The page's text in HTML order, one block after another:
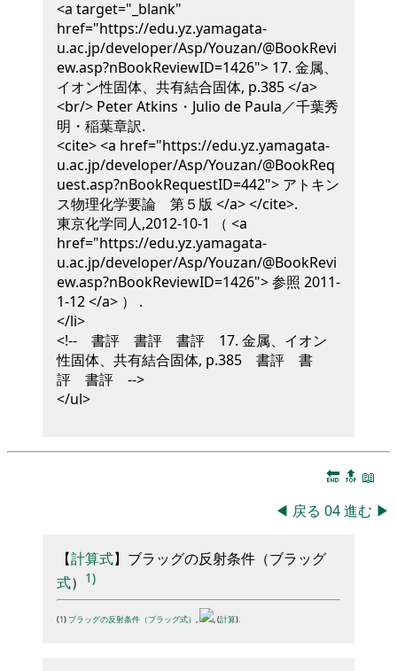
<a target="_blank"
href="https://edu.yz.yamagata-
u.ac.jp/developer/Asp/Youzan/@BookRevi
ew.asp?nBookReviewID=1426"> 17. 金属、
イオン性固体、共有結合固体, p.385 </a>
<br/> Peter Atkins・Julio de Paula／千葉秀
明・稲葉章訳.
<cite> <a href="https://edu.yz.yamagata-
u.ac.jp/developer/Asp/Youzan/@BookReq
uest.asp?nBookRequestID=442"> アトキン
ス物理化学要論 第５版 </a> </cite>.
東京化学同人,2012-10-1
（ <a
href="https://edu.yz.yamagata-
u.ac.jp/developer/Asp/Youzan/@BookRevi
ew.asp?nBookReviewID=1426"> 参照 2011-
1-12 </a> ） .
</li>
<!-- 書評 書評 書評 17. 金属、イオン
性固体、共有結合固体, p.385 書評 書
評 書評 -->
</ul>
🔚 🔝 📖
◀ 戻る 04進む ▶
【計算式】 ブラッグの反射条件 （ブラッグ
式） 1)
(1)ブラッグの反射条件（ブラッグ式） , , (計算).